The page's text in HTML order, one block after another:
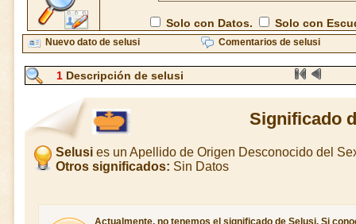
Solo con Datos. Solo con
Nuevo dato de selusi Comentarios de selusi
1 Descripción de selusi
Significado
Selusies un Apellido de Origen Desconocido del
Otros significados: Sin Datos
Actualmente, no tenemos el significado de Selusi. Si